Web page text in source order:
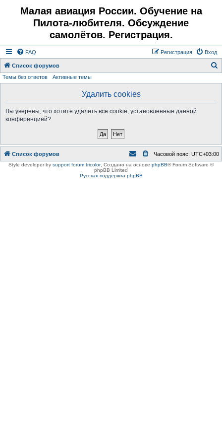
Малая авиация России. Обучение на
Пилота-любителя. Обсуждение
самолётов. Регистрация.
FAQ Вход
Регистрация
Список форумов
Темы без ответов Активные темы
Удалить cookies
Вы уверены, что хотите удалить все cookie, установленные данной
конференцией?
Список форумов Часовой пояс: UTC+03:00
Style developer by support forum tricolor, Создано на основе phpBB® Forum Software ©
phpBB Limited
Русская поддержка phpBB